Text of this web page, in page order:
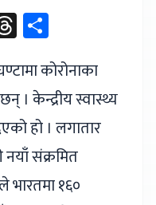
Threads
कोरोनाका
। केन्द्रीय स्वास्थ्य
हो । लगातार
नयाँ संक्रमित
भारतमा १६०